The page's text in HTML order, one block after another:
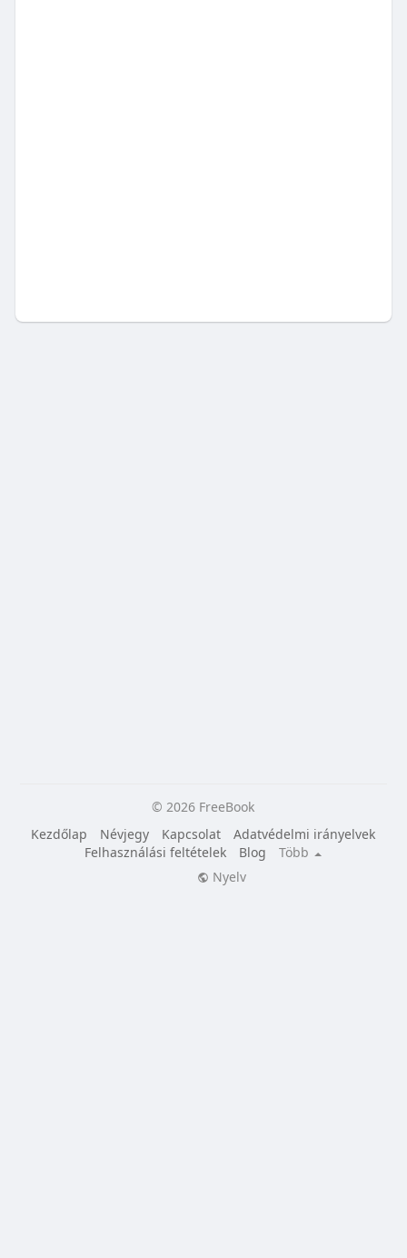
© 2026 FreeBook
Kezdőlap
Névjegy Kapcsolat
Adatvédelmi irányelvek
Felhasználási feltételek
Blog
Több
Nyelv